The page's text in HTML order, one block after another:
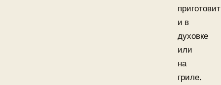
и в
духовке
или
на
гриле.